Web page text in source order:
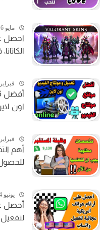
مايو 6, 2025
احصل
الكاتانا،
فبراير 20, 2023
اون لاين
فبراير 21, 2023
للحصول
يونيو 14, 2026
أحصل
لتفعيل